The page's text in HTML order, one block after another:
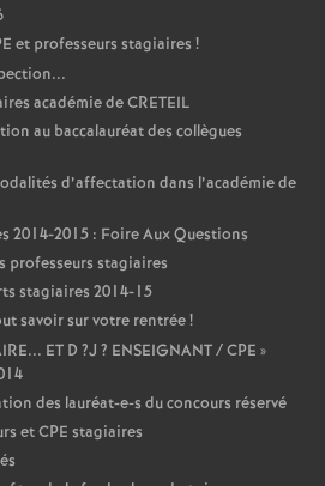
et professeurs stagiaires !
académie deCRETEIL
au baccalauréat des collègues
d’affectation dans l’académie de
2014-2015 : Foire Aux Questions
professeurs stagiaires
stagiaires 2014-15
savoir sur votre rentrée!
... ET D ?J ? ENSEIGNANT/CPE »
des lauréat-e-s du concours réservé
etCPE stagiaires